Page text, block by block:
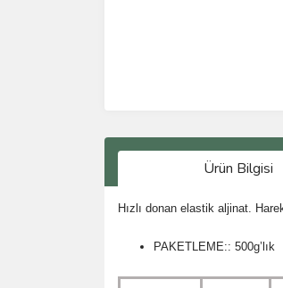
Ürün Bilgisi
Hızlı donan elastik aljinat.
PAKETLEME:: 500g’lık